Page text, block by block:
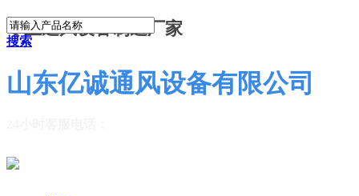
专业通风设备制造厂家
山东亿诚通风设备有限公司
搜索